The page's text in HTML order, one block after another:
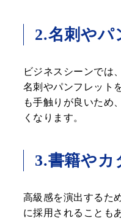
2.名刺やパ
ビジネスシーンでは
名刺やパンフレット
も手触りが良いため
くなります。
3.書籍やカ
高級感を演出するた
に採用されることも